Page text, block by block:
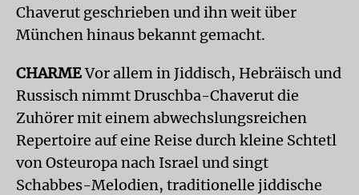
Chaverut geschrieben und ihn weit über
München hinaus bekannt gemacht.
CHARMEVor allem in Jiddisch, Hebräisch und
Russisch nimmt Druschba-Chaverut die
Zuhörer mit einem abwechslungsreichen
Repertoire auf eine Reise durch kleine Schtetl
von Osteuropa nach Israel und singt
Schabbes-Melodien, traditionelle jiddische